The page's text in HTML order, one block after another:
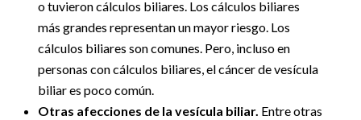
o tuvieron cálculos biliares. Los cálculos biliares
más grandes representan un mayor riesgo. Los
cálculos biliares son comunes. Pero, incluso en
personas con cálculos biliares, el cáncer de vesícula
biliar es poco común.
Otras afecciones de la vesícula biliar. Entre otras